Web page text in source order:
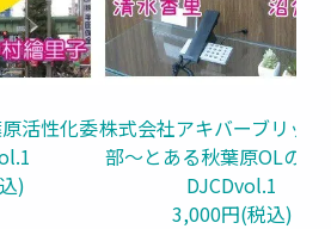
活性化委
)
株式会社アキバーブリッ
部～とある秋葉原OLの実
DJCDvol.1
3,000円(税込)